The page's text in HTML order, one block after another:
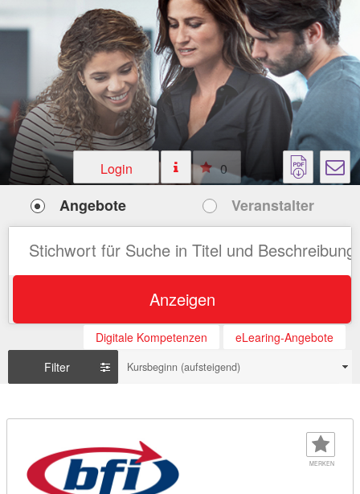
Login 0
Angebote Veranstalter
Anzeigen
Digitale Kompetenzen
eLearing-Angebote
Filter
Kursbeginn (aufsteigend)
MERKEN